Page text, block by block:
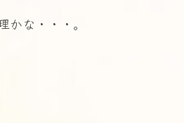
かな・・・。